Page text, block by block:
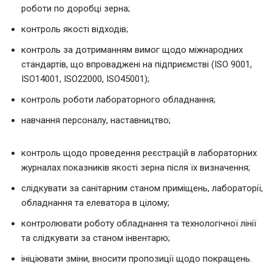
роботи по доробці зерна;
контроль якості відходів;
контроль за дотриманням вимог щодо міжнародних
стандартів, що впроваджені на підприємстві (ISO 9001,
ISO14001, ISO22000, ISO45001);
контроль роботи лабораторного обладнання;
навчання персоналу, наставництво;
контроль щодо проведення реєстрацій в лабораторних
журналах показників якості зерна після їх визначення;
слідкувати за санітарним станом приміщень, лабораторії,
обладнання та елеватора в цілому;
контролювати роботу обладнання та технологічної лінії
та слідкувати за станом інвентарю;
ініціювати зміни, вносити пропозиції щодо покращень.